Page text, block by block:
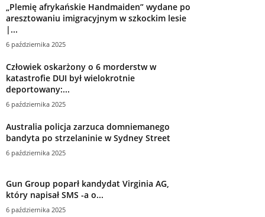
„Plemię afrykańskie Handmaiden” wydane po
aresztowaniu imigracyjnym w szkockim lesie
|...
6 października 2025
Człowiek oskarżony o 6 morderstw w
katastrofie DUI był wielokrotnie
deportowany:...
6 października 2025
Australia policja zarzuca domniemanego
bandyta po strzelaninie w Sydney Street
6 października 2025
Gun Group poparł kandydat Virginia AG,
który napisał SMS -a o...
6 października 2025